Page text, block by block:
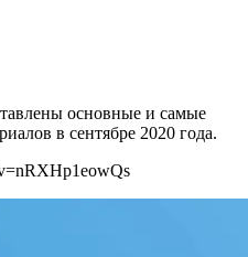
основные и самые
в сентябре 2020 года.